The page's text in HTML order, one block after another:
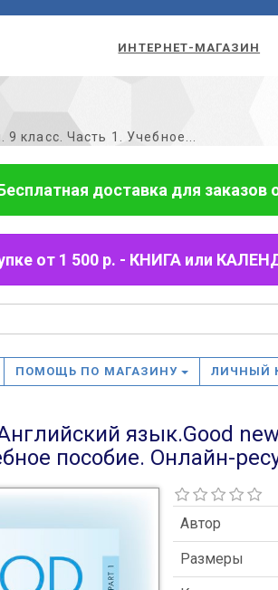
ИНТЕРНЕТ-МАГАЗИН
класс. Часть 1. Учебное...
доставка для заказов
от 1 500 р. - КНИГА или
ПОМОЩЬ ПО МАГАЗИНУ ЛИЧНЫЙ
язык.Good
пособие. Онлайн-
Автор
Размеры